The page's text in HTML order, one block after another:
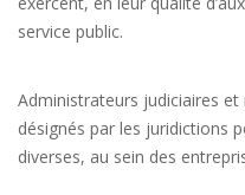
service public.
Administrateurs judiciaires
désignés par les juridictions
diverses, au sein des